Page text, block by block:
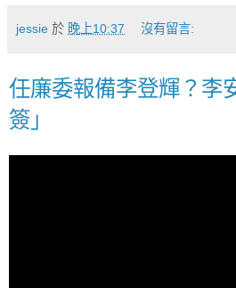
jessie 於 晚上10:37 沒有留言:
任廉委報備李登輝？李
簽」